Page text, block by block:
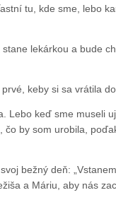
tu, kde sme, lebo
lekárkou a bude
keby si sa vrátila
Lebo keď sme museli
čo by som urobila,
bežný deň:
a Máriu, aby nás